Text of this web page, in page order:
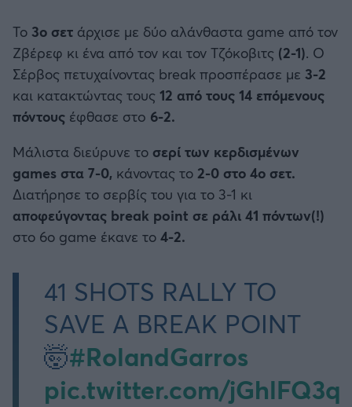
Το 3ο σετ άρχισε με δύο αλάνθαστα game από τον
Ζβέρεφ κι ένα από τον και τον Τζόκοβιτς (2-1). Ο
Σέρβος πετυχαίνοντας break προσπέρασε με 3-2
και κατακτώντας τους 12 από τους 14 επόμενους
πόντους έφθασε στo 6-2.
Μάλιστα διεύρυνε το σερί των κερδισμένων
games στα 7-0, κάνοντας το 2-0 στο 4ο σετ.
Διατήρησε το σερβίς του για το 3-1 κι
αποφεύγοντας break point σε ράλι 41 πόντων(!)
στο 6ο game έκανε το 4-2.
41 SHOTS RALLY TO
SAVE A BREAK POINT
🤯#RolandGarros
pic.twitter.com/